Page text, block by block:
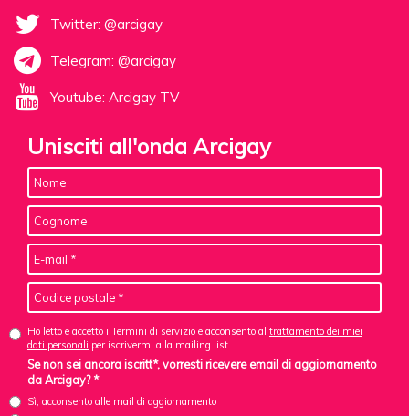
Twitter: @arcigay
Telegram: @arcigay
Youtube: Arcigay TV
Unisciti all'onda Arcigay
Ho letto e accetto i Termini di servizio e acconsento al trattamento dei miei
dati personali per iscrivermi alla mailing list
Se non sei ancora iscritt*, vorresti ricevere email di aggiornamento
da Arcigay? *
Sì, acconsento alle mail di aggiornamento